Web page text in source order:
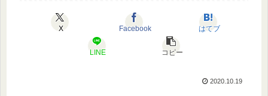
X Facebook はてブ
LINE コピー
2020.10.19